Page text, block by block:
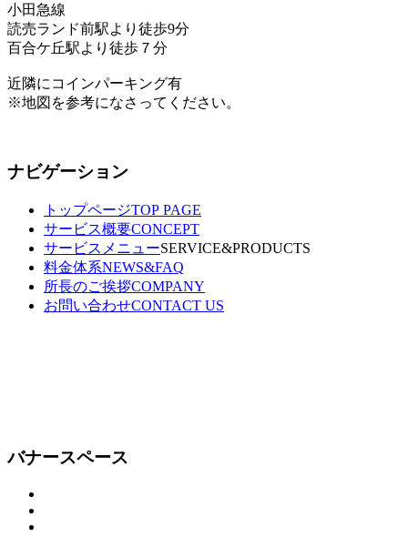
小田急線
読売ランド前駅より徒歩9分
百合ケ丘駅より徒歩７分
近隣にコインパーキング有
※地図を参考になさってください。
ナビゲーション
トップページTOP PAGE
サービス概要CONCEPT
サービスメニューSERVICE&PRODUCTS
料金体系NEWS&FAQ
所長のご挨拶COMPANY
お問い合わせCONTACT US
バナースペース